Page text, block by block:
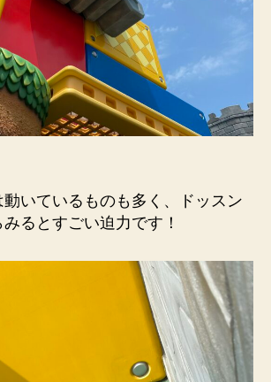
いているものも多く、ドッスン
るとすごい迫力です！